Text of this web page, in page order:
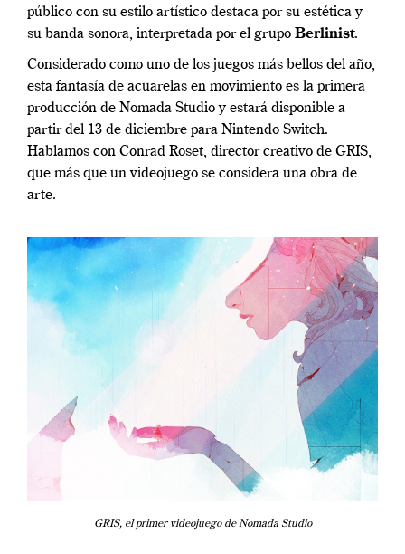
público con su estilo artístico destaca por su estética y
su banda sonora, interpretada por el grupo Berlinist.
Considerado como uno de los juegos más bellos del año,
esta fantasía de acuarelas en movimiento es la primera
producción de Nomada Studio y estará disponible a
partir del 13 de diciembre para Nintendo Switch.
Hablamos con Conrad Roset, director creativo de GRIS,
que más que un videojuego se considera una obra de
arte.
GRIS, el primer videojuego de Nomada Studio